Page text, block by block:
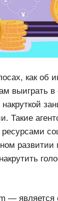
как об
выиграть в
Такие
— является